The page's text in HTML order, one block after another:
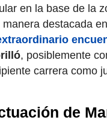
en la base de la
destacada
, posiblemente
carrera como
de